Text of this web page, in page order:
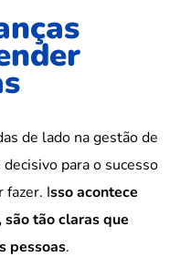
de lado na gestão de
para o sucesso
fazer. Isso acontece
tão claras que
pessoas.